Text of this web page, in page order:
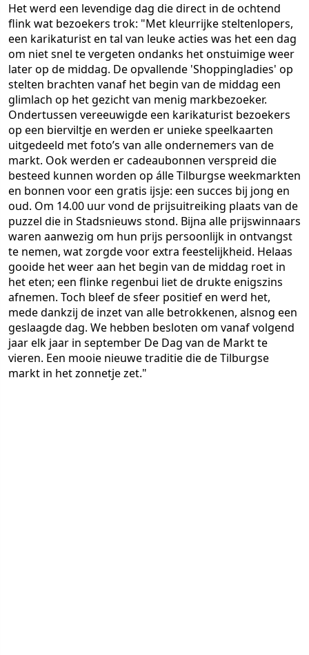
Het werd een levendige dag die direct in de ochtend
flink wat bezoekers trok: "Met kleurrijke steltenlopers,
een karikaturist en tal van leuke acties was het een dag
om niet snel te vergeten ondanks het onstuimige weer
later op de middag. De opvallende 'Shoppingladies' op
stelten brachten vanaf het begin van de middag een
glimlach op het gezicht van menig markbezoeker.
Ondertussen vereeuwigde een karikaturist bezoekers
op een bierviltje en werden er unieke speelkaarten
uitgedeeld met foto’s van alle ondernemers van de
markt. Ook werden er cadeaubonnen verspreid die
besteed kunnen worden op álle Tilburgse weekmarkten
en bonnen voor een gratis ijsje: een succes bij jong en
oud. Om 14.00 uur vond de prijsuitreiking plaats van de
puzzel die in Stadsnieuws stond. Bijna alle prijswinnaars
waren aanwezig om hun prijs persoonlijk in ontvangst
te nemen, wat zorgde voor extra feestelijkheid. Helaas
gooide het weer aan het begin van de middag roet in
het eten; een flinke regenbui liet de drukte enigszins
afnemen. Toch bleef de sfeer positief en werd het,
mede dankzij de inzet van alle betrokkenen, alsnog een
geslaagde dag. We hebben besloten om vanaf volgend
jaar elk jaar in september De Dag van de Markt te
vieren. Een mooie nieuwe traditie die de Tilburgse
markt in het zonnetje zet."